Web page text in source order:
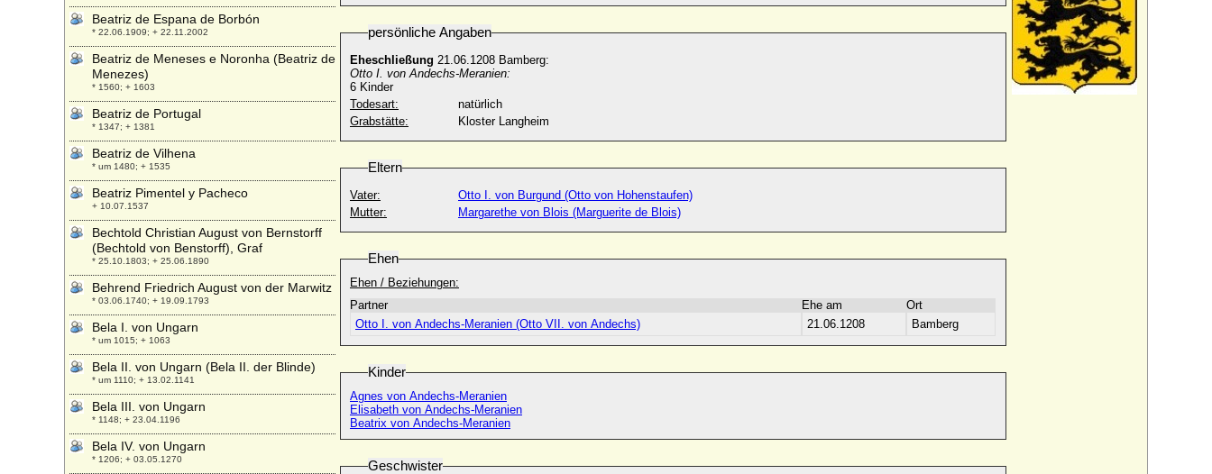
persönliche Angaben
Eheschließung 21.06.1208 Bamberg:
Otto I. von Andechs-Meranien:
6 Kinder
Todesart:
natürlich
Grabstätte:
Kloster Langheim
Eltern
Vater:
Otto I. von Burgund (Otto von Hohenstaufen)
Mutter:
Margarethe von Blois (Marguerite de Blois)
Ehen
Ehen / Beziehungen:
Partner
Ehe am
Ort
Otto I. von Andechs-Meranien (Otto VII. von Andechs)
21.06.1208 Bamberg
Kinder
Agnes von Andechs-Meranien
Elisabeth von Andechs-Meranien
Beatrix von Andechs-Meranien
Geschwister
Beatriz de Espana de Borbón
* 22.06.1909; + 22.11.2002
Beatriz de Meneses e Noronha (Beatriz de
Menezes)
* 1560; + 1603
Beatriz de Portugal
* 1347; + 1381
Beatriz de Vilhena
* um 1480; + 1535
Beatriz Pimentel y Pacheco
+ 10.07.1537
Bechtold Christian August von Bernstorff
(Bechtold von Benstorff), Graf
* 25.10.1803; + 25.06.1890
Behrend Friedrich August von der Marwitz
* 03.06.1740; + 19.09.1793
Bela I. von Ungarn
* um 1015; + 1063
Bela II. von Ungarn (Bela II. der Blinde)
* um 1110; + 13.02.1141
Bela III. von Ungarn
* 1148; + 23.04.1196
Bela IV. von Ungarn
* 1206; + 03.05.1270